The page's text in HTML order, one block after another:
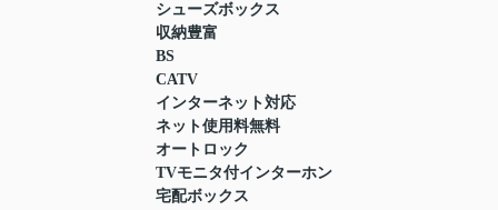
シューズボックス
収納豊富
BS
CATV
インターネット対応
ネット使用料無料
オートロック
TVモニタ付インターホン
宅配ボックス